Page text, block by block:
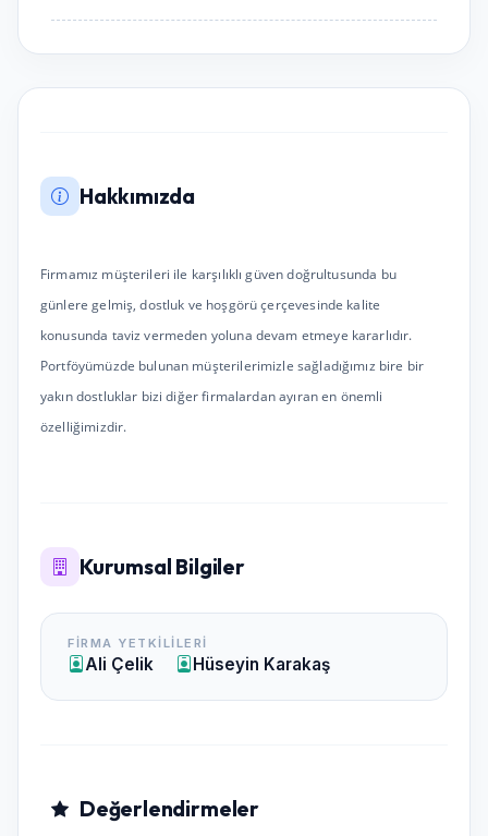
Hakkımızda
Firmamız müşterileri ile karşılıklı güven doğrultusunda bu
günlere gelmiş, dostluk ve hoşgörü çerçevesinde kalite
konusunda taviz vermeden yoluna devam etmeye kararlıdır.
Portföyümüzde bulunan müşterilerimizle sağladığımız bire bir
yakın dostluklar bizi diğer firmalardan ayıran en önemli
özelliğimizdir.
Kurumsal Bilgiler
FIRMA YETKILILERI
Ali Çelik Hüseyin Karakaş
Değerlendirmeler